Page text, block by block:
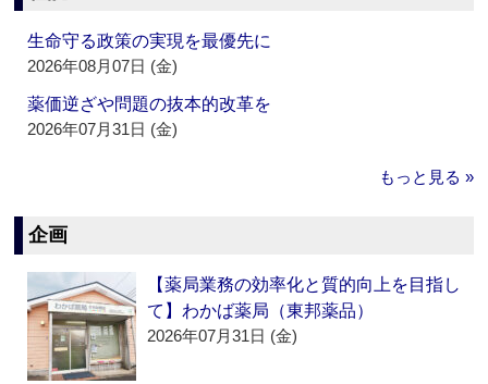
生命守る政策の実現を最優先に
2026年08月07日 (金)
薬価逆ざや問題の抜本的改革を
2026年07月31日 (金)
もっと見る »
企画
【薬局業務の効率化と質的向上を目指し
て】わかば薬局（東邦薬品）
2026年07月31日 (金)